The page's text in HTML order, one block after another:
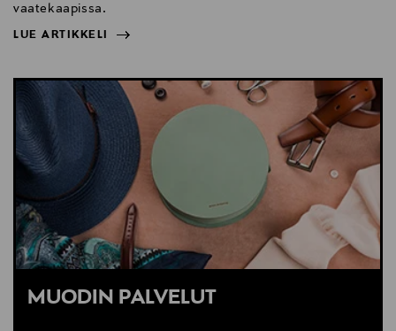
vaatekaapissa.
LUE ARTIKKELI
LUE ARTIKKELI
MUODIN PALVELUT